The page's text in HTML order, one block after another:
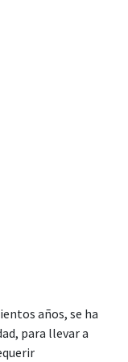
años, se ha
para llevar a